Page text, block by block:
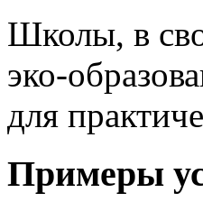
Школы, в
эко-
для
Примеры